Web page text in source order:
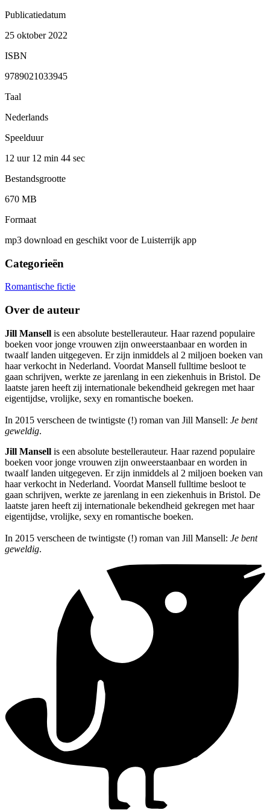
Publicatiedatum
25 oktober 2022
ISBN
9789021033945
Taal
Nederlands
Speelduur
12 uur 12 min 44 sec
Bestandsgrootte
670 MB
Formaat
mp3 download en geschikt voor de Luisterrijk app
Categorieën
Romantische fictie
Over de auteur
Jill Mansell is een absolute bestellerauteur. Haar razend populaire
boeken voor jonge vrouwen zijn onweerstaanbaar en worden in
twaalf landen uitgegeven. Er zijn inmiddels al 2 miljoen boeken van
haar verkocht in Nederland. Voordat Mansell fulltime besloot te
gaan schrijven, werkte ze jarenlang in een ziekenhuis in Bristol. De
laatste jaren heeft zij internationale bekendheid gekregen met haar
eigentijdse, vrolijke, sexy en romantische boeken.
In 2015 verscheen de twintigste (!) roman van Jill Mansell: Je bent
geweldig.
Jill Mansell is een absolute bestellerauteur. Haar razend populaire
boeken voor jonge vrouwen zijn onweerstaanbaar en worden in
twaalf landen uitgegeven. Er zijn inmiddels al 2 miljoen boeken van
haar verkocht in Nederland. Voordat Mansell fulltime besloot te
gaan schrijven, werkte ze jarenlang in een ziekenhuis in Bristol. De
laatste jaren heeft zij internationale bekendheid gekregen met haar
eigentijdse, vrolijke, sexy en romantische boeken.
In 2015 verscheen de twintigste (!) roman van Jill Mansell: Je bent
geweldig.